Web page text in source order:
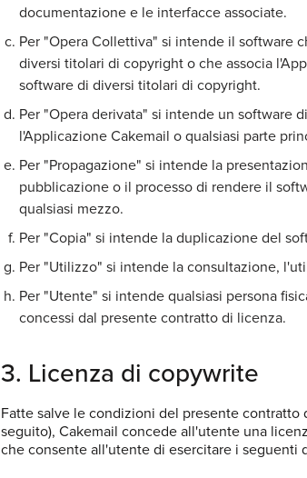
documentazione e le interfacce associate.
Per "Opera Collettiva" si intende il software
diversi titolari di copyright o che associa
software di diversi titolari di copyright.
Per "Opera derivata" si intende un software
l'Applicazione Cakemail o qualsiasi parte
Per "Propagazione" si intende la
pubblicazione o il processo di rendere il
qualsiasi mezzo.
Per "Copia" si intende la duplicazione del
Per "Utilizzo" si intende la consultazione,
Per "Utente" si intende qualsiasi persona
concessi dal presente contratto di licenza.
3. Licenza di copywrite
Fatte salve le condizioni del presente contratto
seguito), Cakemail concede all'utente una
che consente all'utente di esercitare i seguenti